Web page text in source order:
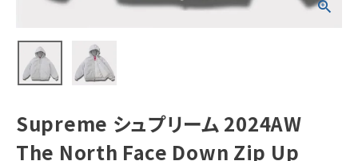
CATEGORY
Tシャツ・ロングスリーブ
パーカー・トレーナー
キャップ・ハット
Supreme シュプリーム 2024AW
The North Face Down Zip Up